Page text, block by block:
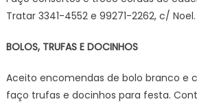
Tratar 3341-4552 e 99271-2262, c/ Noel.
BOLOS, TRUFAS E DOCINHOS
Aceito encomendas de bolo branco e
faço trufas e docinhos para festa.